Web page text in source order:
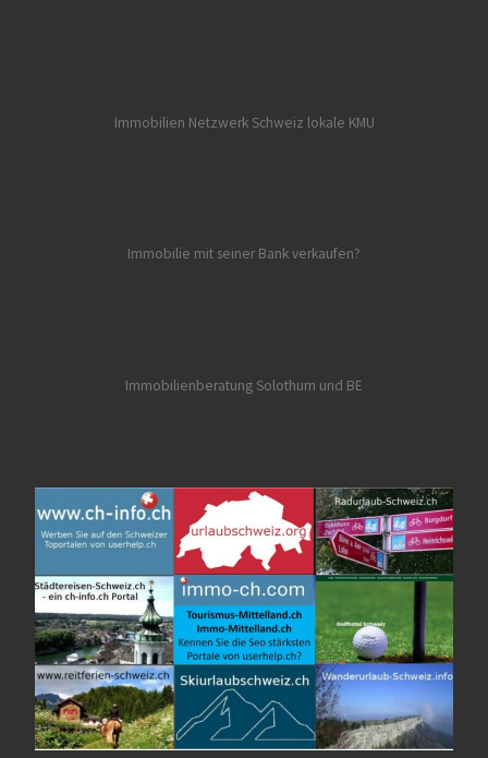
Immobilien Netzwerk Schweiz lokale KMU
Immobilie mit seiner Bank verkaufen?
Immobilienberatung Solothurn und BE